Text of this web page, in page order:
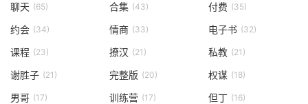
聊天 (65) 合集 (43) 付费 (35)
约会 (34) 情商 (33) 电子书 (32)
课程 (23) 撩汉 (21) 私教 (21)
谢胜子 (21) 完整版 (20) 权谋 (18)
男哥 (17) 训练营 (17) 但丁 (16)